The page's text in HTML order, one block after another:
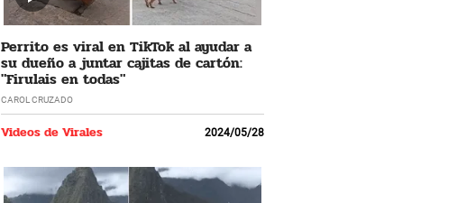
Perrito es viral en TikTok al ayudar a
su dueño a juntar cajitas de cartón:
"Firulais en todas"
CAROL CRUZADO
Videos de Virales 2024/05/28